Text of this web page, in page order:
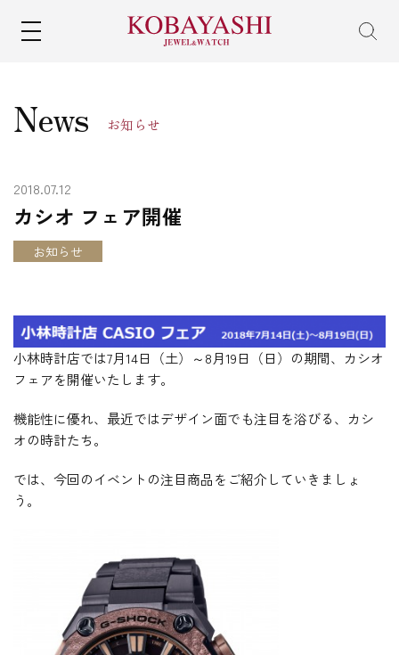
News お知らせ
2018.07.12
カシオ フェア開催
お知らせ
小林時計店では7月14日（土）～8月19日（日）の期間、カシオ
フェアを開催いたします。
機能性に優れ、最近ではデザイン面でも注目を浴びる、カシ
オの時計たち。
では、今回のイベントの注目商品をご紹介していきましょ
う。